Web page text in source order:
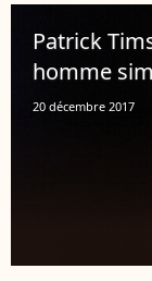
Patrick
homme
20 décembre 2017